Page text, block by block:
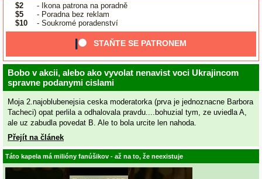
$2
- Ikona patrona na poradně
$5
- Poradna bez reklam
$10
- Soukromé poradenství
STAŇTE SE PATRONEM
Bobo v akcii, alebo ako vyvolat nenavist voci Ukrajincom
spravne podanymi cislami
Moja 2.najoblubenejsia ceska moderatorka (prva je jednoznacne Barbora
Tacheci) opat perlila a odhalovala pravdu....bohuzial tym, ze uviedla A,
ale uz zabudla povedat B. Ale to bola urcite len nahoda.
Přejít na článek
Táto kapela má milióny fanúšikov - až na to, že neexistuje